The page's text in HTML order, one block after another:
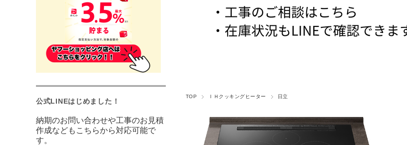
TOP ＩＨクッキングヒーター 日立
公式LINEはじめました！
納期のお問い合わせや工事のお見積
作成などもこちらから対応可能で
す。